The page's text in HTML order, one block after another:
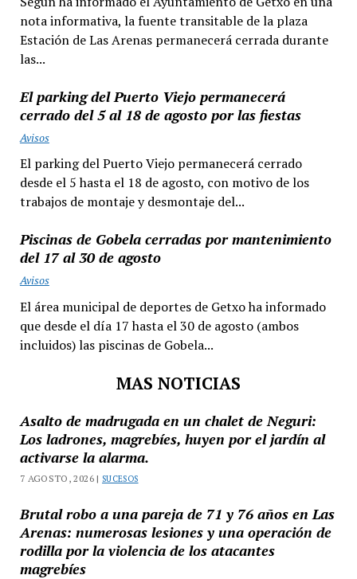
nota informativa, la fuente transitable de la plaza
Estación de Las Arenas permanecerá cerrada durante
las...
El parking del Puerto Viejo permanecerá
cerrado del 5 al 18 de agosto por las fiestas
Avisos
El parking del Puerto Viejo permanecerá cerrado
desde el 5 hasta el 18 de agosto, con motivo de los
trabajos de montaje y desmontaje del...
Piscinas de Gobela cerradas por mantenimiento
del 17 al 30 de agosto
Avisos
El área municipal de deportes de Getxo ha informado
que desde el día 17 hasta el 30 de agosto (ambos
incluidos) las piscinas de Gobela...
MAS NOTICIAS
Asalto de madrugada en un chalet de Neguri:
Los ladrones, magrebíes, huyen por el jardín al
activarse la alarma.
7 AGOSTO, 2026 | SUCESOS
Brutal robo a una pareja de 71 y 76 años en Las
Arenas: numerosas lesiones y una operación de
rodilla por la violencia de los atacantes
magrebíes